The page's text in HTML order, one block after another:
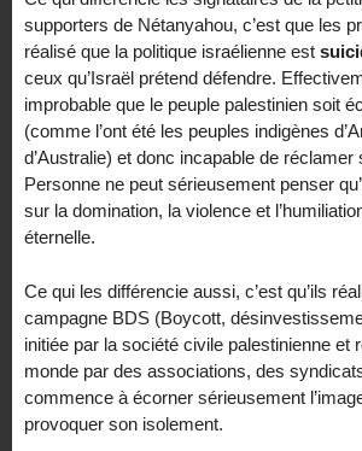
supporters de Nétanyahou, c’est que les
réalisé que la politique israélienne est
ceux qu’Israël prétend défendre.
improbable que le peuple palestinien soit
(comme l’ont été les peuples indigènes
d’Australie) et donc incapable de réclamer
Personne ne peut sérieusement penser
sur la domination, la violence et
éternelle.
Ce qui les différencie aussi, c’est qu’ils
campagne BDS (Boycott,
initiée par la société civile palestinienne et
monde par des associations, des
commence à écorner sérieusement
provoquer son isolement.